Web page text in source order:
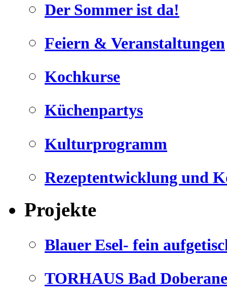
Der Sommer ist da!
Feiern & Veranstaltungen
Kochkurse
Küchenpartys
Kulturprogramm
Rezeptentwicklung und
Projekte
Blauer Esel- fein
TORHAUS Bad